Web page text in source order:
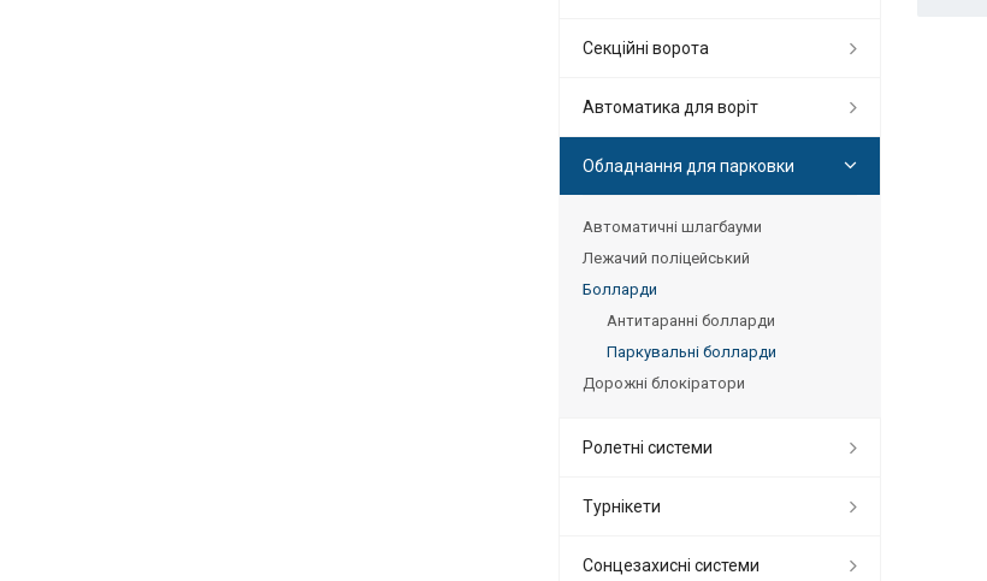
Секційні ворота
Автоматика для воріт
Обладнання для парковки
Автоматичні шлагбауми
Лежачий поліцейський
Болларди
Антитаранні болларди
Паркувальні болларди
Дорожні блокіратори
Ролетні системи
Турнікети
Сонцезахисні системи